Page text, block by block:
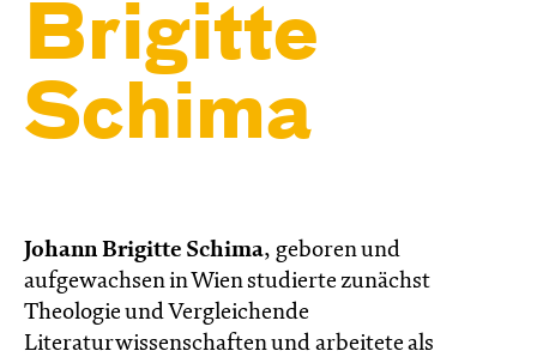
Brigitte
Schima
Johann Brigitte Schima, geboren und
aufgewachsen in Wien studierte zunächst
Theologie und Vergleichende
Literaturwissenschaften und arbeitete als